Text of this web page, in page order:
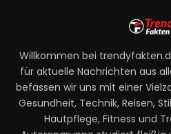
Willkommen bei
für aktuelle Nachrichten aus
befassen wir uns mit einer
Gesundheit, Technik, Reisen,
Hautpflege, Fitness und